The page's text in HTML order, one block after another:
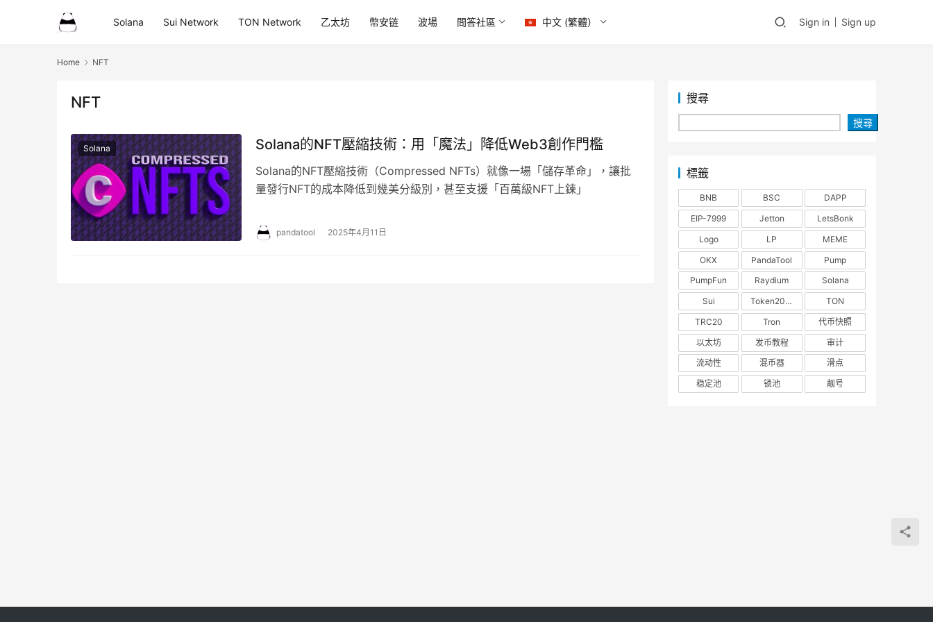
Solana Sui Network TON Network 乙太坊 幣安链 波場 問答社區 中文 (繁體） Sign in Sign up
Home NFT
NFT
Solana Solana的NFT壓縮技術：用「魔法」降低Web3創作門檻
Solana的NFT壓縮技術（Compressed NFTs）就像一場「儲存革命」，讓批
量發行NFT的成本降低到幾美分級別，甚至支援「百萬級NFT上鍊」
pandatool 2025年4月11日
搜尋
搜尋
標籤
BNB BSC
DAPP
EIP-7999
Jetton
LetsBonk
Logo
LP
MEME
OKX
PandaTool
Pump
PumpFun
Raydium
Solana
Sui
Token2022
TON
TRC20
Tron
代币快照
以太坊
发币教程
审计
流动性
混币器
滑点
稳定池
锁池 靓号